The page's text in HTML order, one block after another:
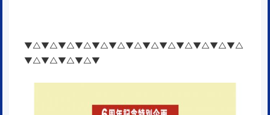
▼△▼△▼△▼△▼△▼△▼△▼△▼△▼△▼△▼△▼△
▼△▼△▼△▼△▼